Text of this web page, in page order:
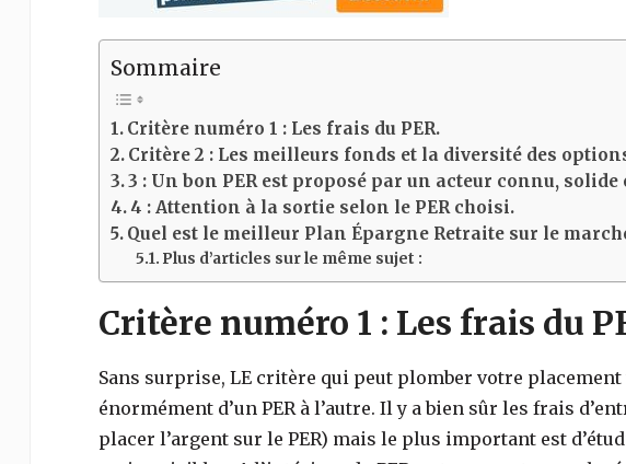
Sommaire
Critère numéro 1 : Les frais du PER.
Critère 2 : Les meilleurs fonds et la diversité des
3 : Un bon PER est proposé par un acteur connu,
4 : Attention à la sortie selon le PER choisi.
Quel est le meilleur Plan Épargne Retraite sur le
Plus d’articles sur le même sujet :
Critère numéro 1 : Les frais du
Sans surprise, LE critère qui peut plomber votre
énormément d’un PER à l’autre. Il y a bien sûr les frais
placer l’argent sur le PER) mais le plus important est